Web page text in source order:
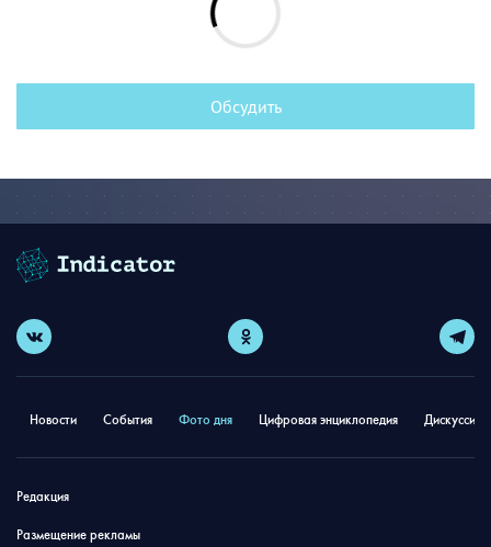
Обсудить
Новости События Фото дня Цифровая энциклопедия
Редакция
Размещение рекламы